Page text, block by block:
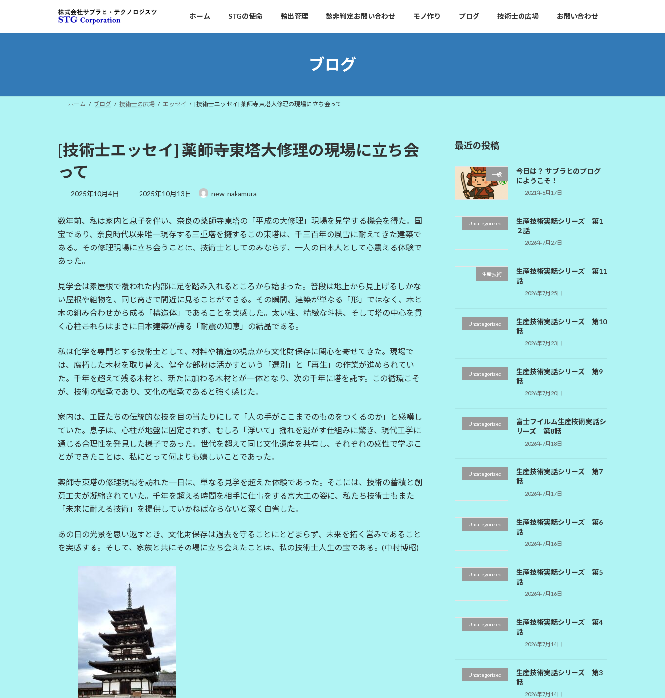
ホーム STGの使命 輸出管理 該非判定お問い合わせ モノ作り ブログ 技術士の広場 お問い合わせ
ブログ
ホーム ブログ 技術士の広場 エッセイ [技術士エッセイ] 薬師寺東塔大修理の現場に立ち会って
[技術士エッセイ] 薬師寺東塔大修理の現場に立ち会
って
2025年10月4日
最
新
日
:
2025年10月13日 new-nakamura
数年前、私は家内と息子を伴い、奈良の薬師寺東塔の「平成の大修理」現場を見学する機会を得た。国
宝であり、奈良時代以来唯一現存する三重塔を擁するこの東塔は、千三百年の風雪に耐えてきた建築で
ある。その修理現場に立ち会うことは、技術士としてのみならず、一人の日本人として心震える体験で
あった。
見学会は素屋根で覆われた内部に足を踏み入れるところから始まった。普段は地上から見上げるしかな
い屋根や組物を、同じ高さで間近に見ることができる。その瞬間、建築が単なる「形」ではなく、木と
木の組み合わせから成る「構造体」であることを実感した。太い柱、精緻な斗栱、そして塔の中心を貫
く心柱――これらはまさに日本建築が誇る「耐震の知恵」の結晶である。
私は化学を専門とする技術士として、材料や構造の視点から文化財保存に関心を寄せてきた。現場で
は、腐朽した木材を取り替え、健全な部材は活かすという「選別」と「再生」の作業が進められてい
た。千年を超えて残る木材と、新たに加わる木材とが一体となり、次の千年に塔を託す。この循環こそ
が、技術の継承であり、文化の継承であると強く感じた。
家内は、工匠たちの伝統的な技を目の当たりにして「人の手がここまでのものをつくるのか」と感嘆し
ていた。息子は、心柱が地盤に固定されず、むしろ「浮いて」揺れを逃がす仕組みに驚き、現代工学に
通じる合理性を発見した様子であった。世代を超えて同じ文化遺産を共有し、それぞれの感性で学ぶこ
とができたことは、私にとって何よりも嬉しいことであった。
薬師寺東塔の修理現場を訪れた一日は、単なる見学を超えた体験であった。そこには、技術の蓄積と創
意工夫が凝縮されていた。千年を超える時間を相手に仕事をする宮大工の姿に、私たち技術士もまた
「未来に耐える技術」を提供していかねばならないと深く自省した。
あの日の光景を思い返すとき、文化財保存は過去を守ることにとどまらず、未来を拓く営みであること
を実感する。そして、家族と共にその場に立ち会えたことは、私の技術士人生の宝である。(中村博昭)
最近の投稿
一般
今日は？ サブラヒのブログ
にようこそ！
2021年6月17日
Uncategorized
生産技術実話シリーズ 第1
２話
2026年7月27日
生産技術
生産技術実話シリーズ 第11
話
2026年7月25日
Uncategorized
生産技術実話シリーズ 第10
話
2026年7月23日
Uncategorized
生産技術実話シリーズ 第9
話
2026年7月20日
Uncategorized
富士フイルム生産技術実話シ
リーズ 第8話
2026年7月18日
Uncategorized
生産技術実話シリーズ 第7
話
2026年7月17日
Uncategorized
生産技術実話シリーズ 第6
話
2026年7月16日
Uncategorized
生産技術実話シリーズ 第5
話
2026年7月16日
Uncategorized
生産技術実話シリーズ 第4
話
2026年7月14日
Uncategorized
生産技術実話シリーズ 第3
話
2026年7月14日